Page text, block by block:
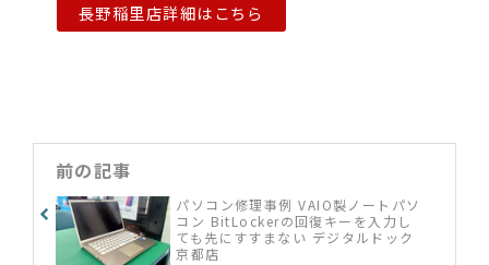
長野稲里店詳細はこちら
前の記事
パソコン修理事例 VAIO製ノートパソ
コン BitLockerの回復キーを入力し
ても先にすすまない デジタルドック
京都店